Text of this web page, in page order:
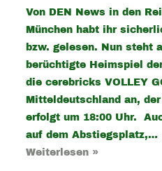
Von DEN News in den
München habt ihr
bzw. gelesen. Nun steht
berüchtigte Heimspiel
die cerebricks VOLLEY
Mitteldeutschland an,
erfolgt um 18:00 Uhr.
auf dem Abstiegsplatz,…
Weiterlesen »